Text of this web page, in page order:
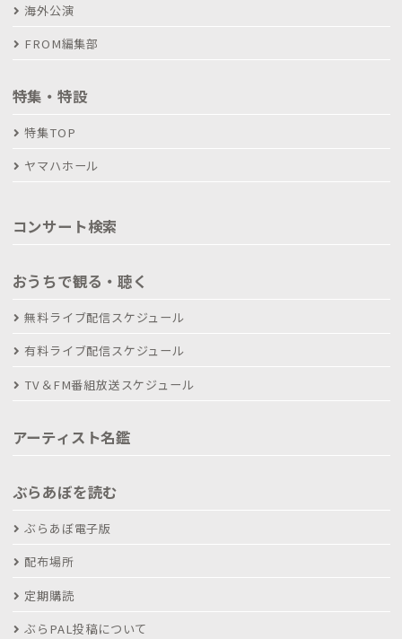
海外公演
FROM編集部
特集・特設
特集TOP
ヤマハホール
コンサート検索
おうちで観る・聴く
無料ライブ配信スケジュール
有料ライブ配信スケジュール
TV＆FM番組放送スケジュール
アーティスト名鑑
ぶらあぼを読む
ぶらあぼ電子版
配布場所
定期購読
ぶらPAL投稿について